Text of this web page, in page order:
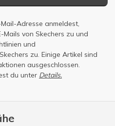
Adresse anmeldest,
Mails von Skechers zu und
und
zu. Einige Artikel sind
ausgeschlossen.
du unter Details.